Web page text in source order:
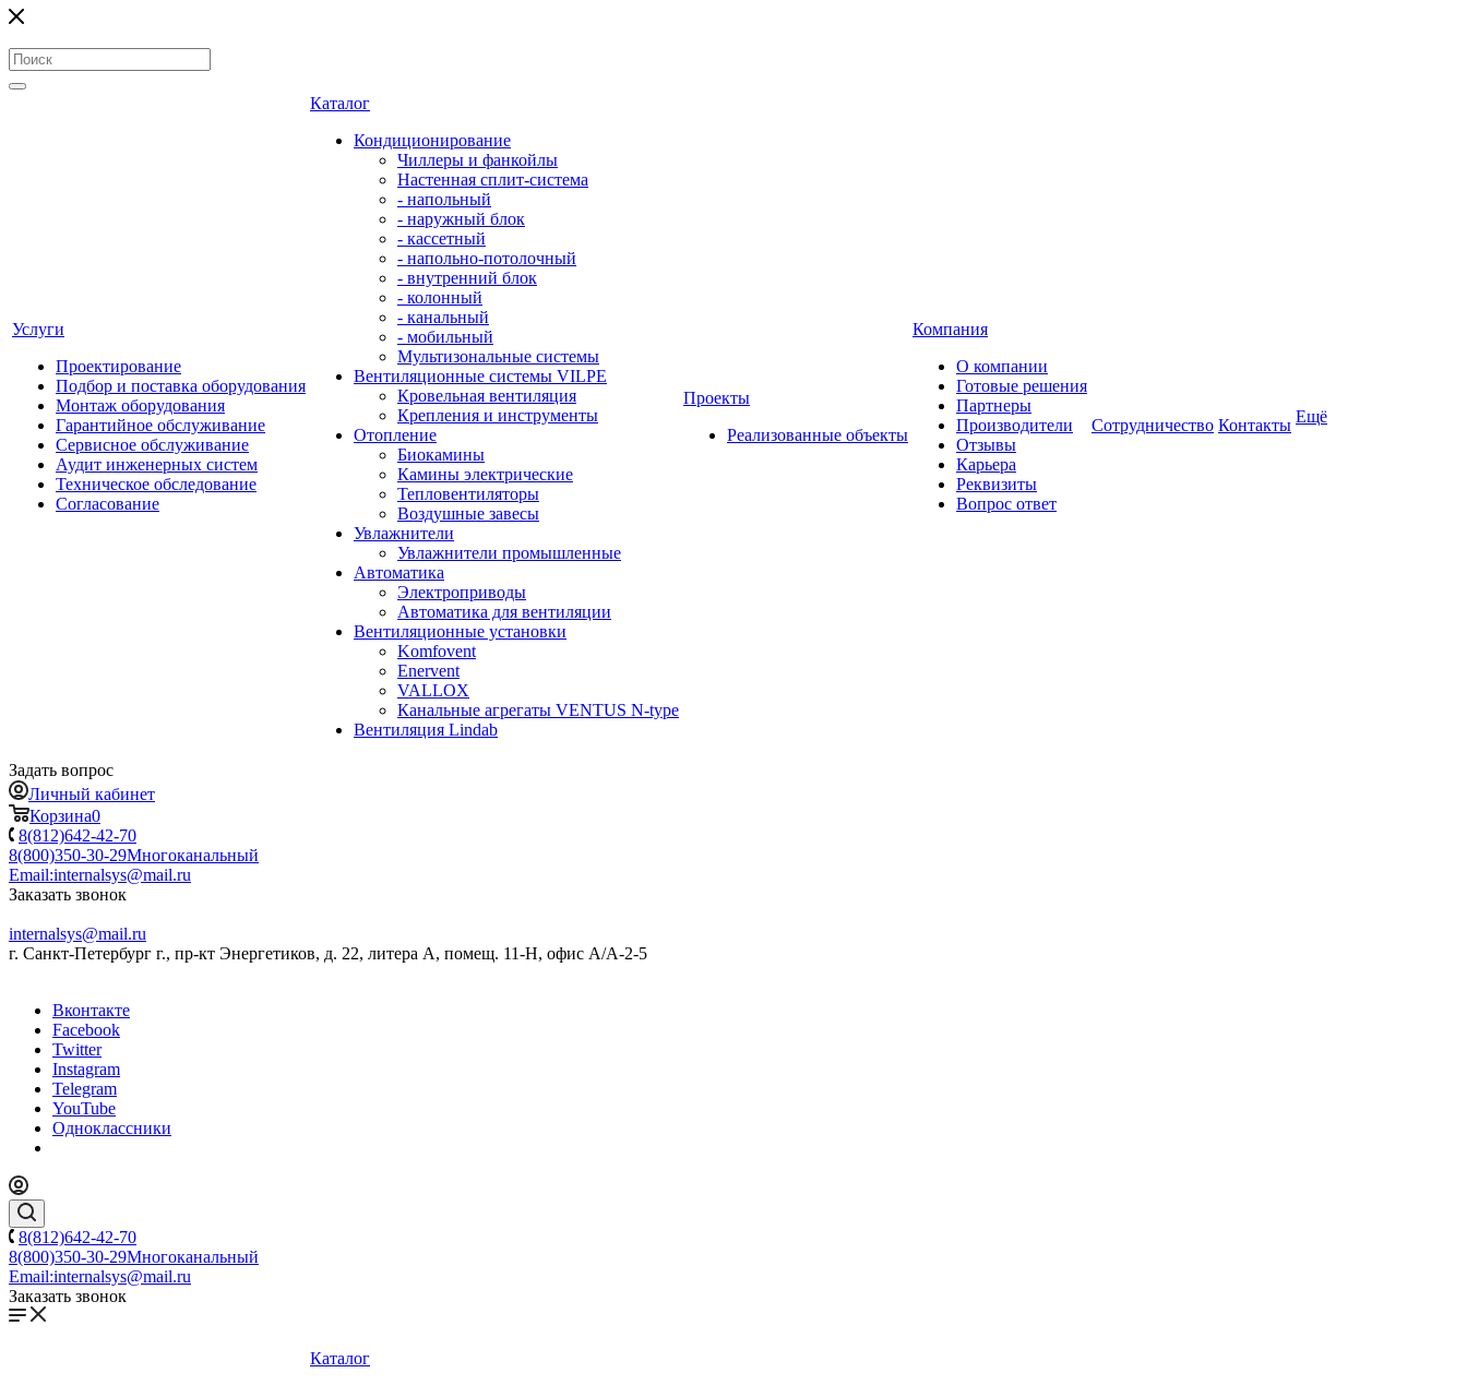
Услуги
Проектирование
Подбор и поставка оборудования
Монтаж оборудования
Гарантийное обслуживание
Сервисное обслуживание
Аудит инженерных систем
Техническое обследование
Согласование
Каталог
Кондиционирование
Чиллеры и фанкойлы
Настенная сплит-система
- напольный
- наружный блок
- кассетный
- напольно-потолочный
- внутренний блок
- колонный
- канальный
- мобильный
Мультизональные системы
Вентиляционные системы VILPE
Кровельная вентиляция
Крепления и инструменты
Отопление
Биокамины
Камины электрические
Тепловентиляторы
Воздушные завесы
Увлажнители
Увлажнители промышленные
Автоматика
Электроприводы
Автоматика для вентиляции
Вентиляционные установки
Komfovent
Enervent
VALLOX
Канальные агрегаты VENTUS N-type
Вентиляция Lindab
Проекты
Реализованные объекты
Компания
О компании
Готовые решения
Партнеры
Производители
Отзывы
Карьера
Реквизиты
Вопрос ответ
Сотрудничество Контакты Ещё
Задать вопрос
Личный кабинет
Корзина0
8(812)642-42-70
8(800)350-30-29Многоканальный
Email:internalsys@mail.ru
Заказать звонок
internalsys@mail.ru
г. Санкт-Петербург г., пр-кт Энергетиков, д. 22, литера А, помещ. 11-Н, офис А/А-2-5
Вконтакте
Facebook
Twitter
Instagram
Telegram
YouTube
Одноклассники
8(812)642-42-70
8(800)350-30-29Многоканальный
Email:internalsys@mail.ru
Заказать звонок
Каталог